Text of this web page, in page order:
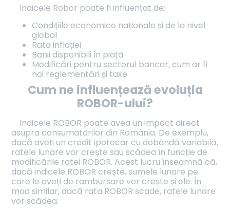
Indicele Robor poate fi influențat de:
Condițiile economice naționale și de la nivel
global
Rata inflației
Banii disponibili în piață
Modificări pentru sectorul bancar, cum ar fi
noi reglementări și taxe
Cum ne influențează evoluția
ROBOR-ului?
Indicele ROBOR poate avea un impact direct
asupra consumatorilor din România. De exemplu,
dacă aveți un credit ipotecar cu dobândă variabilă,
ratele lunare vor crește sau scădea în funcție de
modificările ratei ROBOR. Acest lucru înseamnă că,
dacă indicele ROBOR crește, sumele lunare pe
care le aveți de rambursare vor crește și ele. În
mod similar, dacă rata ROBOR scade, ratele lunare
vor scădea.